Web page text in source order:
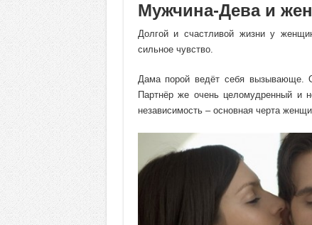
Мужчина-Дева и
Долгой и счастливой жизни у
сильное чувство.
Дама порой ведёт себя вызывающе.
Партнёр же очень целомудренный и
независимость – основная черта